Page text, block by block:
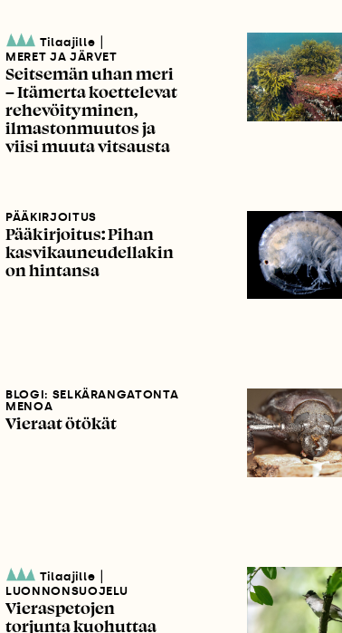
Tilaajille
MERET JA JÄRVET
Seitsemän uhan meri
– Itämerta koettelevat
rehevöityminen,
ilmastonmuutos ja
viisi muuta vitsausta
PÄÄKIRJOITUS
Pääkirjoitus: Pihan
kasvikauneudellakin
on hintansa
BLOGI: SELKÄRANGATONTA
MENOA
Vieraat ötökät
Tilaajille |
LUONNONSUOJELU
Vieraspetojen
torjunta kuohuttaa